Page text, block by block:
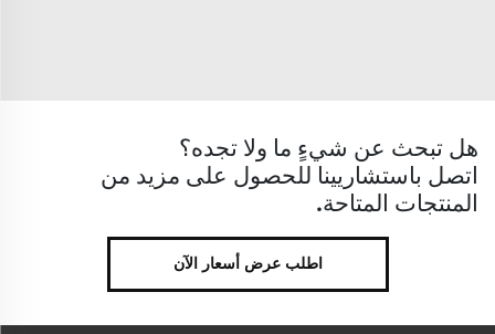
هل تبحث عن شيءٍ ما ولا تجده؟
اتصل باستشاريينا للحصول على مزيد من
المنتجات المتاحة.
اطلب عرض أسعار الآن